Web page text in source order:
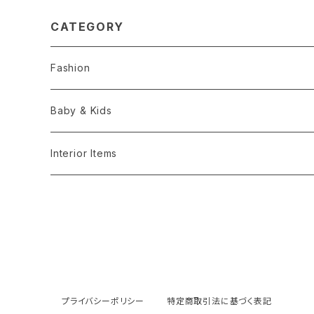
CATEGORY
Fashion
Hats
Accesories
Baby & Kids
Hats
Interior Items
プライバシーポリシー 特定商取引法に基づく表記